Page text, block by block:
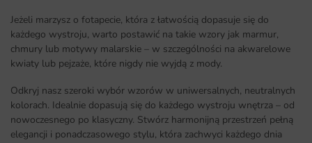
Jeżeli marzysz o fotapecie, która z łatwością dopasuje się do
każdego wystroju, warto postawić na takie wzory jak marmur,
chmury lub motywy malarskie – w szczególności na akwarelowe
kwiaty lub pejzaże, które nigdy nie wyjdą z mody.
Odkryj nasz szeroki wybór wzorów w uniwersalnych, neutralnych
kolorach. Idealnie dopasują się do każdego wystroju wnętrza – od
nowoczesnego po klasyczny. Stwórz harmonijną przestrzeń pełną
elegancji i ponadczasowego stylu, która zachwyci każdego dnia